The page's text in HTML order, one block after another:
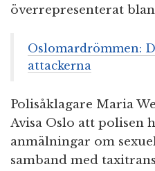
överrepresenterat
Oslomardrömmen:
attackerna
Polisåklagare Maria
Avisa Oslo att polisen
anmälningar om
samband med